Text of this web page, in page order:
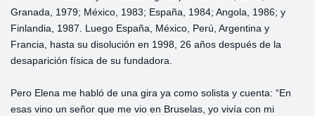
Granada, 1979; México, 1983; España, 1984; Angola, 1986; y
Finlandia, 1987. Luego España, México, Perú, Argentina y
Francia, hasta su disolución en 1998, 26 años después de la
desaparición física de su fundadora.
Pero Elena me habló de una gira ya como solista y cuenta: “En
esas vino un señor que me vio en Bruselas, yo vivía con mi